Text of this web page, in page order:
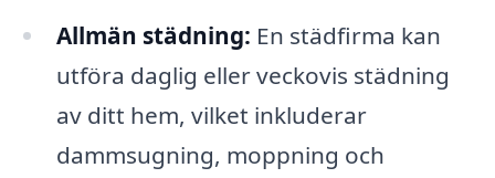
Allmän städning: En städfirma kan
utföra daglig eller veckovis städning
av ditt hem, vilket inkluderar
dammsugning, moppning och